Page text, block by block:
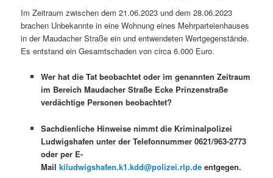
Im Zeitraum zwischen dem 21.06.2023 und dem 28.06.2023
brachen Unbekannte in eine Wohnung eines Mehrparteienhauses
in der Maudacher Straße ein und entwendeten Wertgegenstände.
Es entstand ein Gesamtschaden von circa 6.000 Euro.
Wer hat die Tat beobachtet oder im genannten Zeitraum
im Bereich Maudacher Straße Ecke Prinzenstraße
verdächtige Personen beobachtet?
Sachdienliche Hinweise nimmt die Kriminalpolizei
Ludwigshafen unter der Telefonnummer 0621/963-2773
oder per E-
Mail kiludwigshafen.k1.kdd@polizei.rlp.deentgegen.